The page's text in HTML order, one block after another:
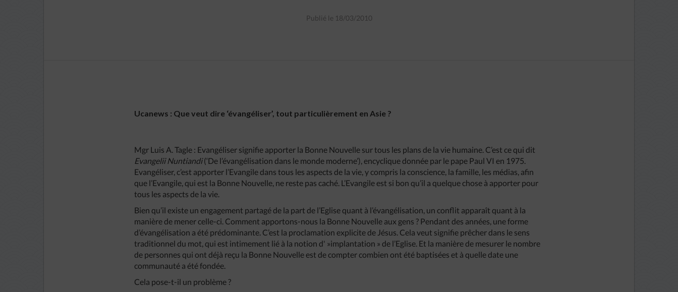
Publié le 18/03/2010
Ucanews : Que veut dire ‘évangéliser’, tout particulièrement en Asie ?
Mgr Luis A. Tagle : Evangéliser signifie apporter la Bonne Nouvelle sur tous les plans de la vie humaine. C’est ce qui dit
Evangelii Nuntiandi(‘De l’évangélisation dans le monde moderne’), encyclique donnée par le pape Paul VI en 1975.
Evangéliser, c’est apporter l’Evangile dans tous les aspects de la vie, y compris la conscience, la famille, les médias, afin
que l’Evangile, qui est la Bonne Nouvelle, ne reste pas caché. L’Evangile est si bon qu’il a quelque chose à apporter pour
tous les aspects de la vie.
Bien qu’il existe un engagement partagé de la part de l’Eglise quant à l’évangélisation, un conflit apparaît quant à la
manière de mener celle-ci. Comment apportons-nous la Bonne Nouvelle aux gens ? Pendant des années, une forme
d’évangélisation a été prédominante. C’est la proclamation explicite de Jésus. Cela veut signifie prêcher dans le sens
traditionnel du mot, qui est intimement lié à la notion d' »implantation » de l’Eglise. Et la manière de mesurer le nombre
de personnes qui ont déjà reçu la Bonne Nouvelle est de compter combien ont été baptisées et à quelle date une
communauté a été fondée.
Cela pose-t-il un problème ?